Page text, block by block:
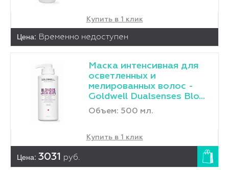
Купить в 1 клик
Цена: Временно недоступен
Маска интенсивная для
осветленных и
мелированных волос -
Goldwell Dualsenses Blo...
Объем: 500 мл.
Купить в 1 клик
Цена: 3031 руб.